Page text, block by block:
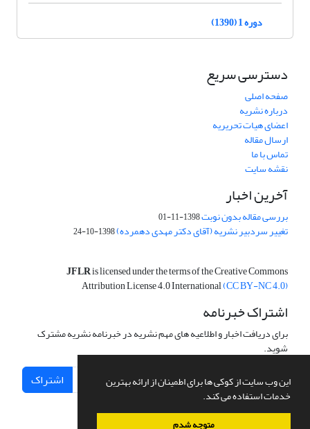
این وب سایت از کوکی ها برای اطمینان از ارائه بهترین
خدمات استفاده می کند.
متوجه شدم
دوره 1 (1390)
دسترسی سریع
صفحه اصلی
درباره نشریه
اعضای هیات تحریریه
ارسال مقاله
تماس با ما
نقشه سایت
آخرین اخبار
بررسی مقاله بدون نوبت1398-11-01
تغییر سردبیر نشریه (آقای دکتر مهدی دهمرده)1398-10-24
JFLRis licensed under the terms of the Creative Commons
Attribution License 4.0 International(CC BY-NC 4.0)
اشتراک خبرنامه
برای دریافت اخبار و اطلاعیه های مهم نشریه در خبرنامه نشریه مشترک
شوید.
اشتراک